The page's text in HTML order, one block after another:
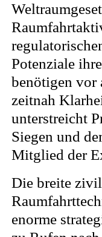
Potenziale
benötigen vor
zeitnah
unterstreicht
Siegen und
Mitglied der
Die breite
enorme